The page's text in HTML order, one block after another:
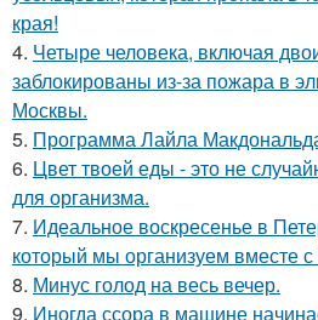
края!
4. Четыре человека, включая
заблокированы из-за пожара в
Москвы.
5. Программа Лайла
6. Цвет твоей еды - это не
для организма.
7. Идеальное воскресенье в
который мы организуем вместе
8. Минус голод на весь вечер.
9. Иногда ссора в машине